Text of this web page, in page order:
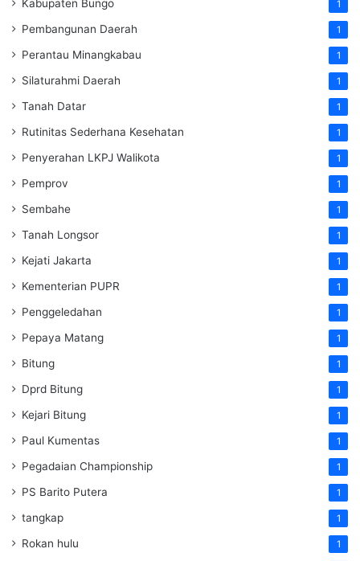
Kabupaten Bungo 1
Pembangunan Daerah 1
Perantau Minangkabau 1
Silaturahmi Daerah 1
Tanah Datar 1
Rutinitas Sederhana Kesehatan 1
Penyerahan LKPJ Walikota 1
Pemprov 1
Sembahe 1
Tanah Longsor 1
Kejati Jakarta 1
Kementerian PUPR 1
Penggeledahan 1
Pepaya Matang 1
Bitung 1
Dprd Bitung 1
Kejari Bitung 1
Paul Kumentas 1
Pegadaian Championship 1
PS Barito Putera 1
tangkap 1
Rokan hulu 1